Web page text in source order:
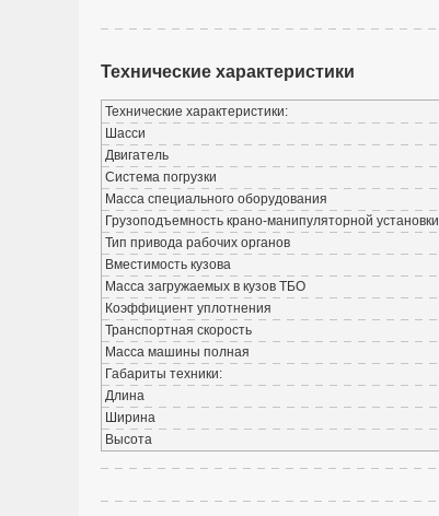
Технические характеристики
Технические характеристики:
Шасси
Двигатель
Система погрузки
Масса специального оборудования
Грузоподъемность крано-манипуляторной установки
Тип привода рабочих органов
Вместимость кузова
Масса загружаемых в кузов ТБО
Коэффициент уплотнения
Транспортная скорость
Масса машины полная
Габариты техники:
Длина
Ширина
Высота